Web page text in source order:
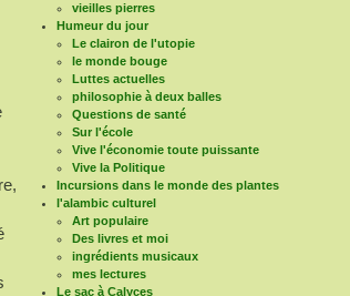
vieilles pierres
Humeur du jour
Le clairon de l'utopie
le monde bouge
Luttes actuelles
philosophie à deux balles
Questions de santé
Sur l'école
Vive l'économie toute puissante
Vive la Politique
Incursions dans le monde des plantes
l'alambic culturel
Art populaire
Des livres et moi
ingrédients musicaux
mes lectures
Le sac à Calyces